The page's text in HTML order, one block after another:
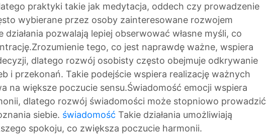
praktyki takie jak medytacja, oddech czy prowadzenie
wybierane przez osoby zainteresowane rozwojem
działania pozwalają lepiej obserwować własne myśli, co
tego, co jest naprawdę ważne, wspiera
dlatego rozwój osobisty często obejmuje odkrywanie
i przekonań. Takie podejście wspiera realizację ważnych
na większe poczucie sensu.Świadomość emocji wspiera
dlatego rozwój świadomości może stopniowo prowadzić
siebie. świadomość Takie działania umożliwiają
spokoju, co zwiększa poczucie harmonii.